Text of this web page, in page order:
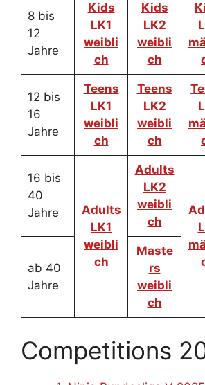
8 bis
12
Jahre
Kids
LK1
weibli
ch
Kids
LK2
weibli
ch
12 bis
16
Jahre
Teens
LK1
weibli
ch
Teens
LK2
weibli
ch
16 bis
40
Jahre
Adults
LK1
weibli
ch
Adults
LK2
weibli
ch
ab 40
Jahre
Maste
rs
weibli
ch
Competitions